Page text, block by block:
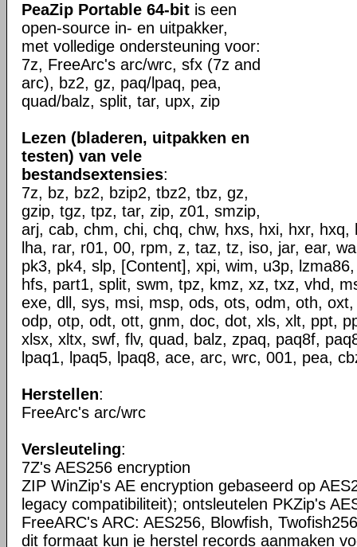
PeaZip Portable 64-bit is een
open-source in- en uitpakker,
met volledige ondersteuning voor:
7z, FreeArc's arc/wrc, sfx (7z and
arc), bz2, gz, paq/lpaq, pea,
quad/balz, split, tar, upx, zip
Lezen (bladeren, uitpakken en
testen) van vele
bestandsextensies:
7z, bz, bz2, bzip2, tbz2, tbz, gz,
gzip, tgz, tpz, tar, zip, z01, smzip,
arj, cab, chm, chi, chq, chw, hxs, hxi, hxr, hxq,
lha, rar, r01, 00, rpm, z, taz, tz, iso, jar, ear,
pk3, pk4, slp, [Content], xpi, wim, u3p,
hfs, part1, split, swm, tpz, kmz, xz, txz, vhd,
exe, dll, sys, msi, msp, ods, ots, odm, oth,
odp, otp, odt, ott, gnm, doc, dot, xls, xlt, ppt,
xlsx, xltx, swf, flv, quad, balz, zpaq, paq8f,
lpaq1, lpaq5, lpaq8, ace, arc, wrc, 001, pea,
Herstellen:
FreeArc's arc/wrc
Versleuteling:
7Z's AES256 encryption
ZIP WinZip's AE encryption gebaseerd op
legacy compatibiliteit); ontsleutelen PKZip's
FreeARC's ARC: AES256, Blowfish,
dit formaat kun je herstel records aanmaken